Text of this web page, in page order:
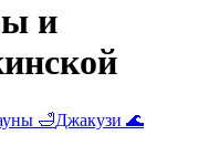
и
🛁Джакузи 🌊